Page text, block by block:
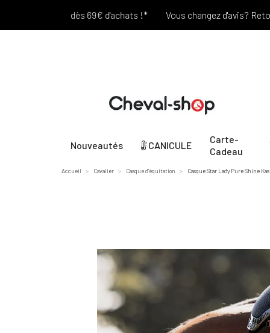
offert dès 69€ d'achats !* Vous changez d'avis? Retour
Nouveautés CANICULE
Carte-
Cadeau
Accueil Cavalier Casque d'équitation Casque Star Lady Pure Shine